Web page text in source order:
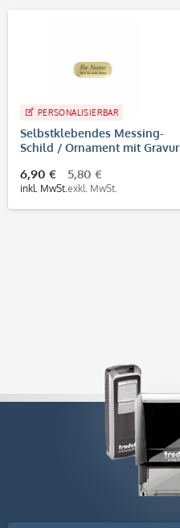
PERSONALISIERBAR
Selbstklebendes Messing-
Schild / Ornament mit Gravur
6,90 €
inkl. MwSt.
5,80 €
exkl. MwSt.